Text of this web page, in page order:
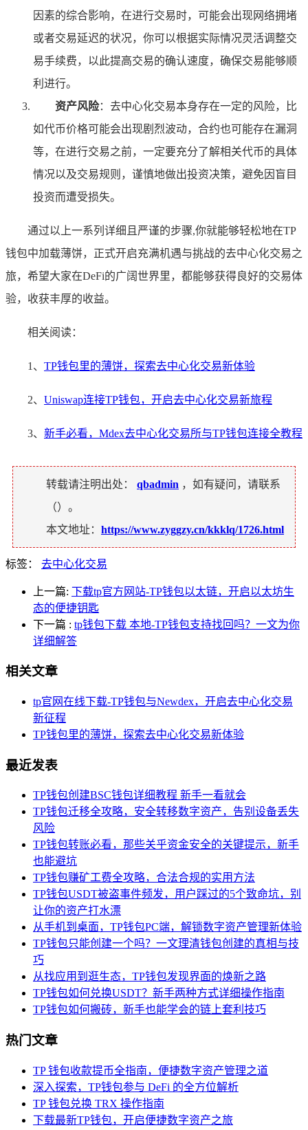
因素的综合影响，在进行交易时，可能会出现网络拥堵
或者交易延迟的状况，你可以根据实际情况灵活调整交
易手续费，以此提高交易的确认速度，确保交易能够顺
利进行。
资产风险：去中心化交易本身存在一定的风险，比
如代币价格可能会出现剧烈波动，合约也可能存在漏洞
等，在进行交易之前，一定要充分了解相关代币的具体
情况以及交易规则，谨慎地做出投资决策，避免因盲目
投资而遭受损失。
通过以上一系列详细且严谨的步骤,你就能够轻松地在TP
钱包中加载薄饼，正式开启充满机遇与挑战的去中心化交易之
旅，希望大家在DeFi的广阔世界里，都能够获得良好的交易体
验，收获丰厚的收益。
相关阅读：
1、 TP钱包里的薄饼，探索去中心化交易新体验
2、 Uniswap连接TP钱包，开启去中心化交易新旅程
3、 新手必看，Mdex去中心化交易所与TP钱包连接全教程
转载请注明出处： qbadmin ，如有疑问，请联系
（）。
本文地址： https://www.zyggzy.cn/kkklq/1726.html
标签： 去中心化交易
上一篇: 下载tp官方网站-TP钱包以太链，开启以太坊生
态的便捷钥匙
下一篇 : tp钱包下载 本地-TP钱包支持找回吗？一文为你
详细解答
相关文章
tp官网在线下载-TP钱包与Newdex，开启去中心化交易
新征程
TP钱包里的薄饼，探索去中心化交易新体验
最近发表
TP钱包创建BSC钱包详细教程 新手一看就会
TP钱包迁移全攻略，安全转移数字资产，告别设备丢失
风险
TP钱包转账必看，那些关乎资金安全的关键提示，新手
也能避坑
TP钱包赚矿工费全攻略，合法合规的实用方法
TP钱包USDT被盗事件频发，用户踩过的5个致命坑，别
让你的资产打水漂
从手机到桌面，TP钱包PC端，解锁数字资产管理新体验
TP钱包只能创建一个吗？一文理清钱包创建的真相与技
巧
从找应用到逛生态，TP钱包发现界面的焕新之路
TP钱包如何兑换USDT？新手两种方式详细操作指南
TP钱包如何搬砖，新手也能学会的链上套利技巧
热门文章
TP 钱包收款提币全指南，便捷数字资产管理之道
深入探索，TP钱包参与 DeFi 的全方位解析
TP 钱包兑换 TRX 操作指南
下载最新TP钱包，开启便捷数字资产之旅